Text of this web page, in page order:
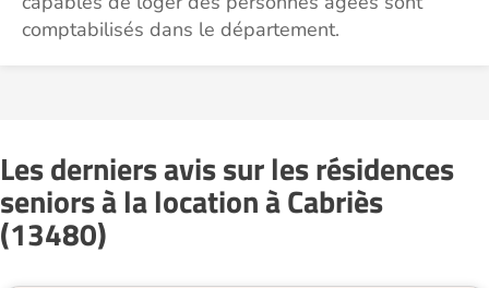
comptabilisés dans le département.
Les derniers avis sur les résidences
seniors à la location à Cabriès
(13480)